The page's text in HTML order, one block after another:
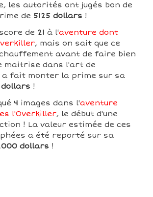
les autorités ont jugés bon de
de 5125 dollars !
de 21 à l'aventure dont
, mais on sait que ce
avant de faire bien
maitrise dans l'art de
fait monter la prime sur sa
dollars !
4 images dans l'aventure
l'Overkiller, le début d'une
! La valeur estimée de ces
a été reporté sur sa
dollars !